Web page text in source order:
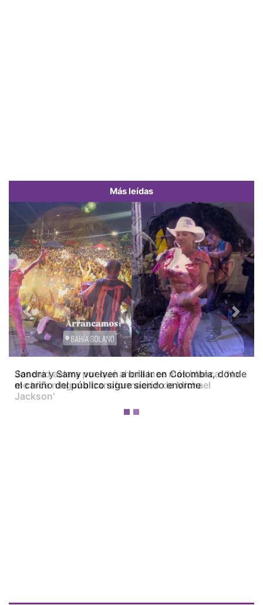
Más leídas
Josenid aclara por qué ahora luce más blanca: 'No
me hice ninguna transformación de Michael
Jackson'
Previous Next